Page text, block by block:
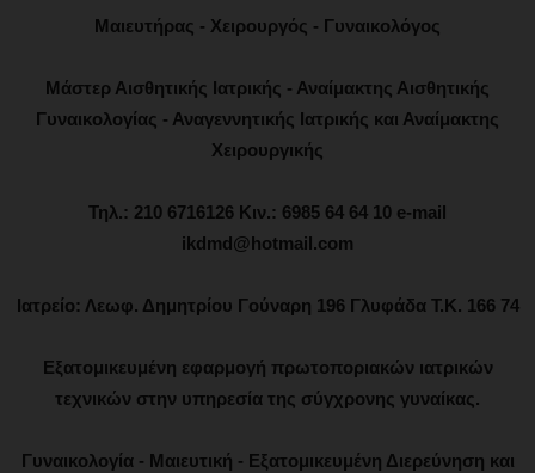
Μαιευτήρας - Χειρουργός - Γυναικολόγος
Μάστερ Αισθητικής Ιατρικής - Αναίμακτης Αισθητικής
Γυναικολογίας - Αναγεννητικής Ιατρικής και Αναίμακτης
Χειρουργικής
Τηλ.: 210 6716126 Κιν.: 6985 64 64 10 e-mail
ikdmd@hotmail.com
Ιατρείο: Λεωφ. Δημητρίου Γούναρη 196 Γλυφάδα Τ.Κ. 166 74
Εξατομικευμένη εφαρμογή πρωτοποριακών ιατρικών
τεχνικών στην υπηρεσία της σύγχρονης γυναίκας.
Γυναικολογία - Μαιευτική - Εξατομικευμένη Διερεύνηση και